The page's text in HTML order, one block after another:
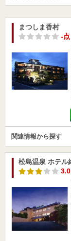
まつしま香村
-点
関連情報から探す
松島温泉 ホテル